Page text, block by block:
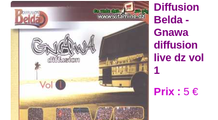
Diffusion
Belda -
Gnawa
diffusion
live dz vol
1
Prix : 5 €